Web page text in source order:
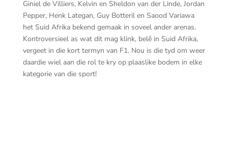
Giniel de Villiers, Kelvin en Sheldon van der Linde, Jordan
Pepper, Henk Lategan, Guy Botteril en Saood Variawa
het Suid Afrika bekend gemaak in soveel ander arenas.
Kontroversieel as wat dit mag klink, belê in Suid Afrika,
vergeet in die kort termyn van F1. Nou is die tyd om weer
daardie wiel aan die rol te kry op plaaslike bodem in elke
kategorie van die sport!